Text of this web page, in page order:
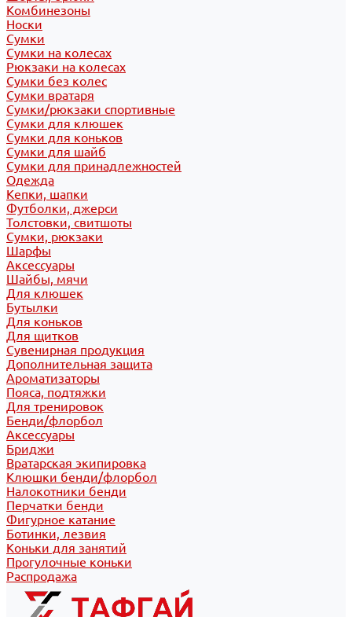
Комбинезоны
Носки
Сумки
Сумки на колесах
Рюкзаки на колесах
Сумки без колес
Сумки вратаря
Сумки/рюкзаки спортивные
Сумки для клюшек
Сумки для коньков
Сумки для шайб
Сумки для принадлежностей
Одежда
Кепки, шапки
Футболки, джерси
Толстовки, свитшоты
Сумки, рюкзаки
Шарфы
Аксессуары
Шайбы, мячи
Для клюшек
Бутылки
Для коньков
Для щитков
Сувенирная продукция
Дополнительная защита
Ароматизаторы
Пояса, подтяжки
Для тренировок
Бенди/флорбол
Аксессуары
Бриджи
Вратарская экипировка
Клюшки бенди/флорбол
Налокотники бенди
Перчатки бенди
Фигурное катание
Ботинки, лезвия
Коньки для занятий
Прогулочные коньки
Распродажа